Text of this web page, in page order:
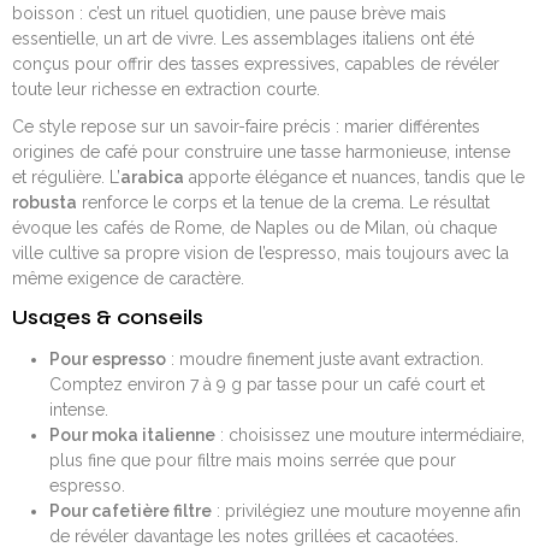
boisson : c’est un rituel quotidien, une pause brève mais
essentielle, un art de vivre. Les assemblages italiens ont été
conçus pour offrir des tasses expressives, capables de révéler
toute leur richesse en extraction courte.
Ce style repose sur un savoir-faire précis : marier différentes
origines de café pour construire une tasse harmonieuse, intense
et régulière. L’arabica apporte élégance et nuances, tandis que le
robusta renforce le corps et la tenue de la crema. Le résultat
évoque les cafés de Rome, de Naples ou de Milan, où chaque
ville cultive sa propre vision de l’espresso, mais toujours avec la
même exigence de caractère.
Usages & conseils
Pour espresso: moudre finement juste avant extraction.
Comptez environ 7 à 9 g par tasse pour un café court et
intense.
Pour moka italienne: choisissez une mouture intermédiaire,
plus fine que pour filtre mais moins serrée que pour
espresso.
Pour cafetière filtre: privilégiez une mouture moyenne afin
de révéler davantage les notes grillées et cacaotées.